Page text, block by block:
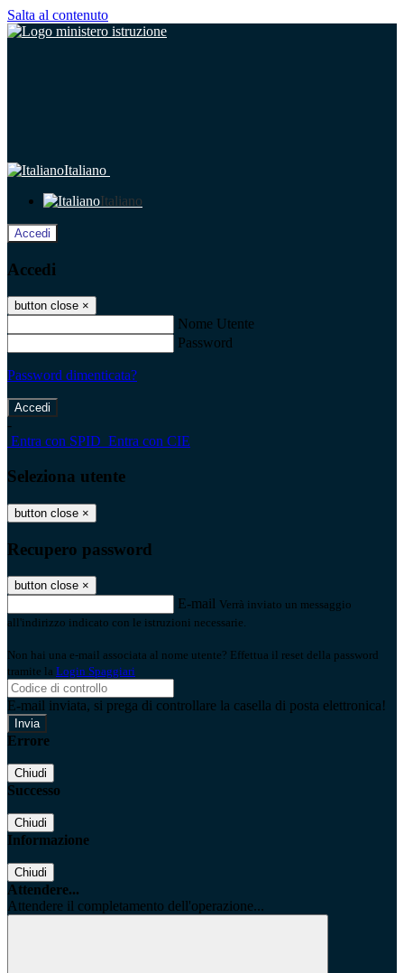
Salta al contenuto
Italiano
Italiano
Accedi
Accedi
button close ×
Nome Utente
Password
Password dimenticata?
-
Entra con SPID Entra con CIE
Seleziona utente
button close ×
Recupero password
button close ×
E-mail Verrà inviato un messaggio
all'indirizzo indicato con le istruzioni necessarie.
Non hai una e-mail associata al nome utente? Effettua il reset della password
tramite la Login Spaggiari
E-mail inviata, si prega di controllare la casella di posta elettronica!
Errore
Chiudi
Successo
Chiudi
Informazione
Chiudi
Attendere...
Attendere il completamento dell'operazione...